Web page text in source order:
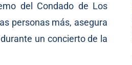
del Condado de Los
personas más, asegura
un concierto de la